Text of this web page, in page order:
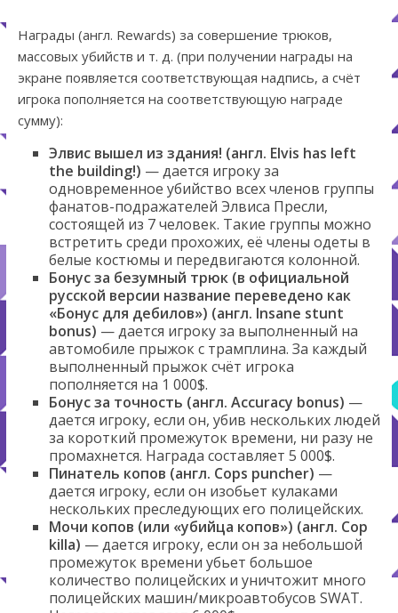
Награды (англ. Rewards) за совершение трюков,
массовых убийств и т. д. (при получении награды на
экране появляется соответствующая надпись, а счёт
игрока пополняется на соответствующую награде
сумму):
Элвис вышел из здания! (англ. Elvis has left
the building!) — дается игроку за
одновременное убийство всех членов группы
фанатов-подражателей Элвиса Пресли,
состоящей из 7 человек. Такие группы можно
встретить среди прохожих, её члены одеты в
белые костюмы и передвигаются колонной.
Бонус за безумный трюк (в официальной
русской версии название переведено как
«Бонус для дебилов») (англ. Insane stunt
bonus) — дается игроку за выполненный на
автомобиле прыжок с трамплина. За каждый
выполненный прыжок счёт игрока
пополняется на 1 000$.
Бонус за точность (англ. Accuracy bonus) —
дается игроку, если он, убив нескольких людей
за короткий промежуток времени, ни разу не
промахнется. Награда составляет 5 000$.
Пинатель копов (англ. Cops puncher) —
дается игроку, если он изобьет кулаками
нескольких преследующих его полицейских.
Мочи копов (или «убийца копов») (англ. Cop
killa) — дается игроку, если он за небольшой
промежуток времени убьет большое
количество полицейских и уничтожит много
полицейских машин/микроавтобусов SWAT.